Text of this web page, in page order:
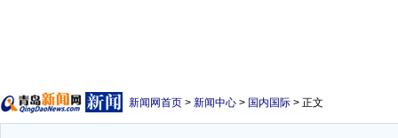
新闻网首页 > 新闻中心 > 国内国际 > 正文